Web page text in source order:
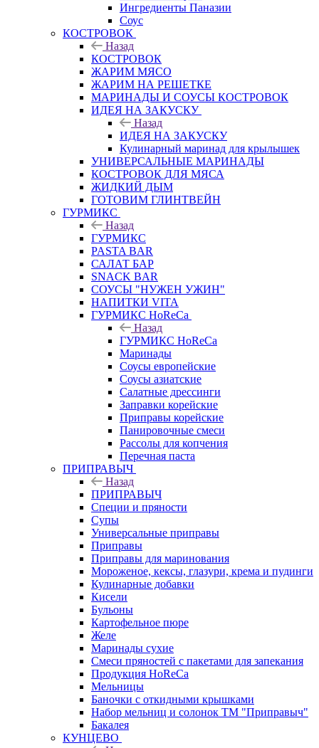
Ингредиенты Паназии
Соус
КОСТРОВОК
Назад
КОСТРОВОК
ЖАРИМ МЯСО
ЖАРИМ НА РЕШЕТКЕ
МАРИНАДЫ И СОУСЫ КОСТРОВОК
ИДЕЯ НА ЗАКУСКУ
Назад
ИДЕЯ НА ЗАКУСКУ
Кулинарный маринад для крылышек
УНИВЕРСАЛЬНЫЕ МАРИНАДЫ
КОСТРОВОК ДЛЯ МЯСА
ЖИДКИЙ ДЫМ
ГОТОВИМ ГЛИНТВЕЙН
ГУРМИКС
Назад
ГУРМИКС
PASTA BAR
САЛАТ БАР
SNACK BAR
СОУСЫ "НУЖЕН УЖИН"
НАПИТКИ VITA
ГУРМИКС HoReCa
Назад
ГУРМИКС HoReCa
Маринады
Соусы европейские
Соуcы азиатские
Салатные дрессинги
Заправки корейские
Приправы корейские
Панировочные смеси
Рассолы для копчения
Перечная паста
ПРИПРАВЫЧ
Назад
ПРИПРАВЫЧ
Специи и пряности
Супы
Универсальные приправы
Приправы
Приправы для маринования
Мороженое, кексы, глазури, крема и пудинги
Кулинарные добавки
Кисели
Бульоны
Картофельное пюре
Желе
Маринады сухие
Смеси пряностей с пакетами для запекания
Продукция HoReCa
Мельницы
Баночки с откидными крышками
Набор мельниц и солонок ТМ "Приправыч"
Бакалея
КУНЦЕВО